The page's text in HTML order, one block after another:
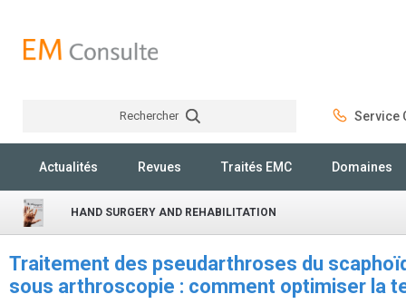
Rechercher Service
Actualités Revues Traités EMC Domaines
HAND SURGERY AND REHABILITATION
Traitement des pseudarthroses du
sous arthroscopie : comment optimiser la